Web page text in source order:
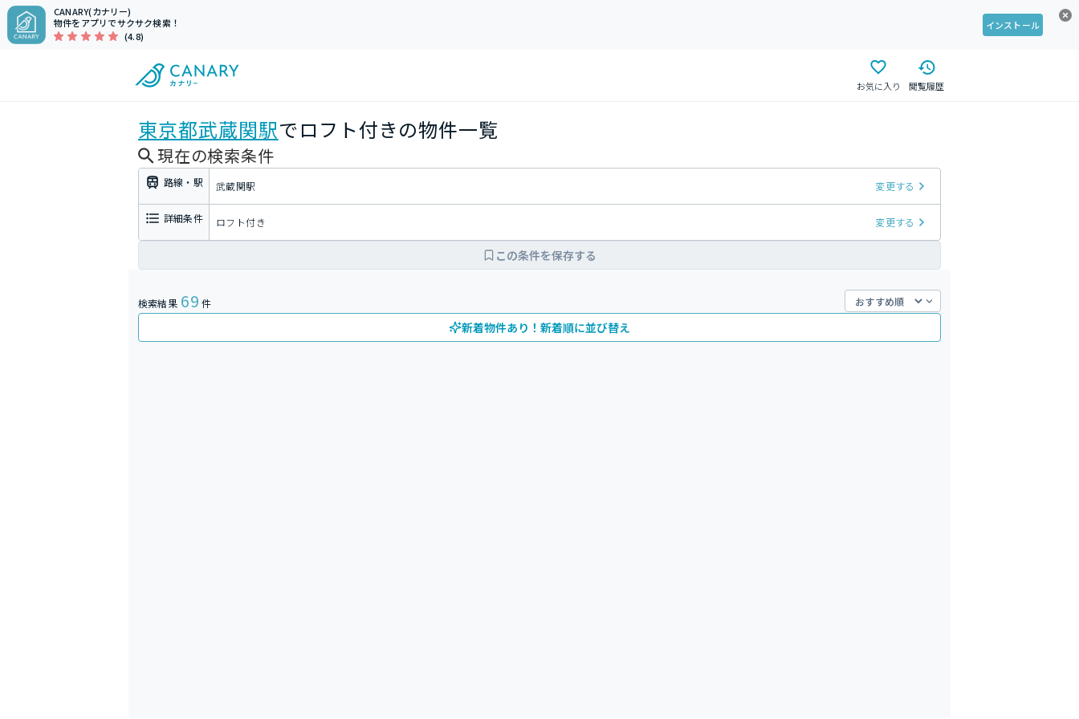
CANARY(カナリー)
物件をアプリでサクサク検索！
(4.8)
インストール
お気に入り 閲覧履歴
東京都武蔵関駅でロフト付きの物件一覧
現在の検索条件
路線・駅 武蔵関駅 変更する
詳細条件 ロフト付き 変更する
この条件を保存する
検索結果 69 件
新着物件あり！新着順に並び替え